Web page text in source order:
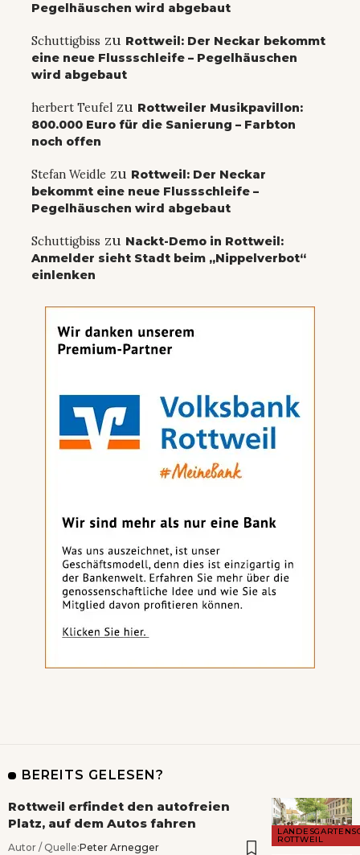
Pegelhäuschen wird abgebaut
Schuttigbiss zu Rottweil: Der Neckar bekommt
eine neue Flussschleife – Pegelhäuschen
wird abgebaut
herbert Teufel zu Rottweiler Musikpavillon:
800.000 Euro für die Sanierung – Farbton
noch offen
Stefan Weidle zu Rottweil: Der Neckar
bekommt eine neue Flussschleife –
Pegelhäuschen wird abgebaut
Schuttigbiss zu Nackt-Demo in Rottweil:
Anmelder sieht Stadt beim „Nippelverbot“
einlenken
BEREITS GELESEN?
ROTTWEIL
Rottweil erfindet den autofreien
Platz, auf dem Autos fahren
Autor / Quelle:Peter Arnegger